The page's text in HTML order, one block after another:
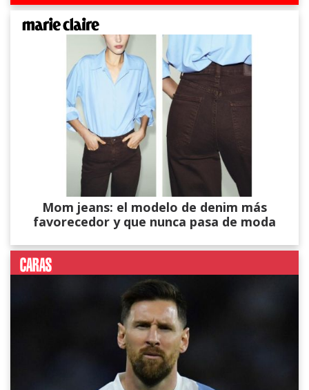
Mom jeans: el modelo de denim más
favorecedor y que nunca pasa de moda